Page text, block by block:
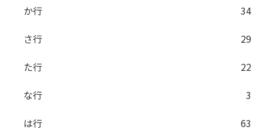
か行
34
さ行
29
た行
22
な行
3
は行
63